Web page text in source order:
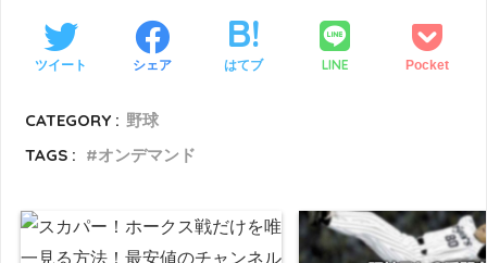
ツイート シェア はてブ LINE Pocket
CATEGORY : 野球
TAGS :
オンデマンド